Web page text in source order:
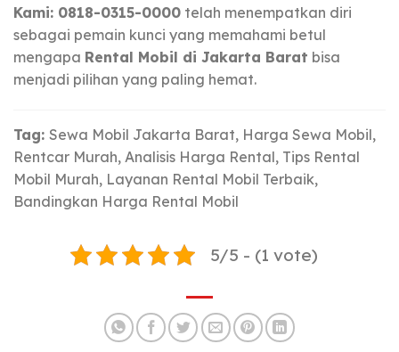
Kami: 0818-0315-0000 telah menempatkan diri
sebagai pemain kunci yang memahami betul
mengapa Rental Mobil di Jakarta Barat bisa
menjadi pilihan yang paling hemat.
Tag: Sewa Mobil Jakarta Barat, Harga Sewa Mobil,
Rentcar Murah, Analisis Harga Rental, Tips Rental
Mobil Murah, Layanan Rental Mobil Terbaik,
Bandingkan Harga Rental Mobil
5/5 - (1 vote)